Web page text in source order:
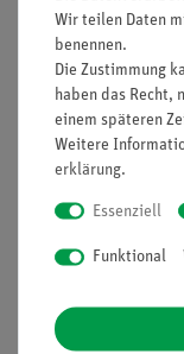
Projekte und
Wir teilen Daten
benennen.
Die Zustimmung
haben das
einem späteren
Weitere
erklärung.
Essenziell
Funktional